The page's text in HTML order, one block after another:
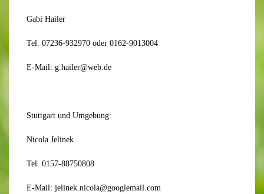
Gabi Hailer
Tel. 07236-932970 oder 0162-9013004
E-Mail: g.hailer@web.de
Stuttgart und Umgebung:
Nicola Jelinek
Tel. 0157-88750808
E-Mail: jelinek.nicola@googlemail.com